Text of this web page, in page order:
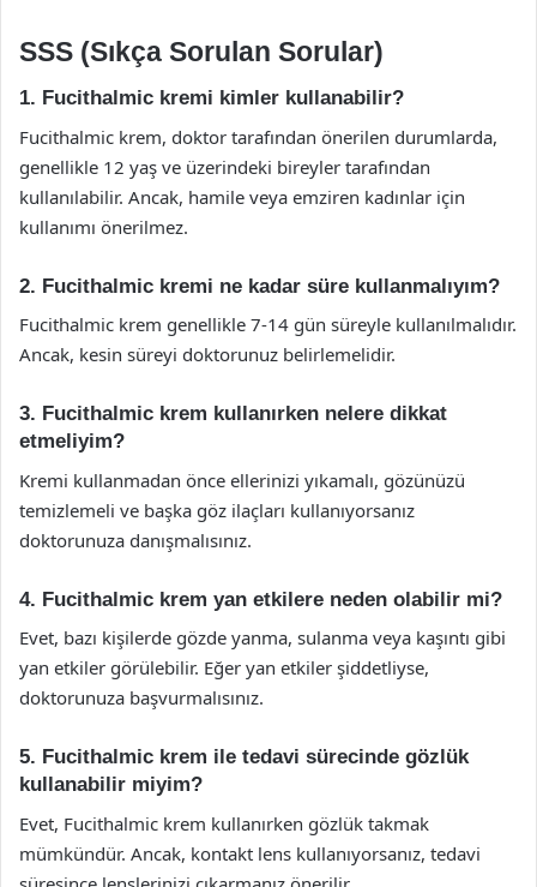
SSS (Sıkça Sorulan Sorular)
1. Fucithalmic kremi kimler kullanabilir?
Fucithalmic krem, doktor tarafından önerilen durumlarda,
genellikle 12 yaş ve üzerindeki bireyler tarafından
kullanılabilir. Ancak, hamile veya emziren kadınlar için
kullanımı önerilmez.
2. Fucithalmic kremi ne kadar süre kullanmalıyım?
Fucithalmic krem genellikle 7-14 gün süreyle kullanılmalıdır.
Ancak, kesin süreyi doktorunuz belirlemelidir.
3. Fucithalmic krem kullanırken nelere dikkat
etmeliyim?
Kremi kullanmadan önce ellerinizi yıkamalı, gözünüzü
temizlemeli ve başka göz ilaçları kullanıyorsanız
doktorunuza danışmalısınız.
4. Fucithalmic krem yan etkilere neden olabilir mi?
Evet, bazı kişilerde gözde yanma, sulanma veya kaşıntı gibi
yan etkiler görülebilir. Eğer yan etkiler şiddetliyse,
doktorunuza başvurmalısınız.
5. Fucithalmic krem ile tedavi sürecinde gözlük
kullanabilir miyim?
Evet, Fucithalmic krem kullanırken gözlük takmak
mümkündür. Ancak, kontakt lens kullanıyorsanız, tedavi